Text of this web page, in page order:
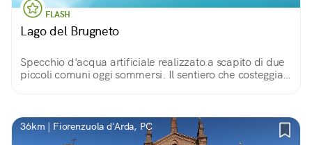
FLASH
Lago del Brugneto
Specchio d'acqua artificiale realizzato a scapito di due
piccoli comuni oggi sommersi. Il sentiero che costeggia
36km | Fiorenzuola d'Arda, PC